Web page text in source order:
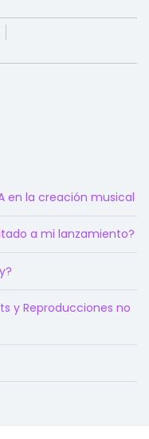
en la creación musical
a mi lanzamiento?
y Reproducciones no